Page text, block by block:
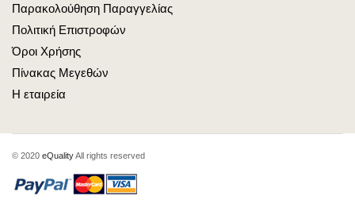
Παρακολούθηση Παραγγελίας
Πολιτική Επιστροφών
Όροι Χρήσης
Πίνακας Μεγεθών
Η εταιρεία
© 2020 eQualityAll rights reserved